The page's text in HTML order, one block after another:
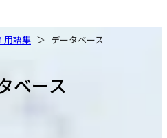
用語集 データベース
ベース